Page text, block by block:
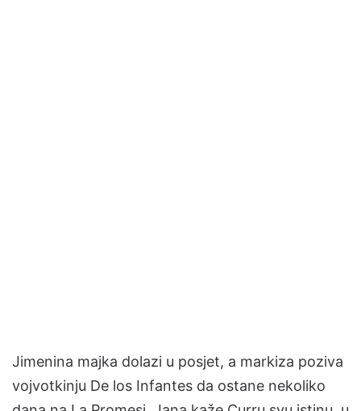
Jimenina majka dolazi u posjet, a markiza poziva
vojvotkinju De los Infantes da ostane nekoliko